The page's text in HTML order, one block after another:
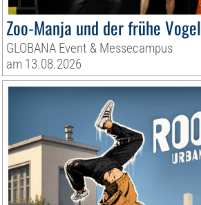
Zoo-Manja und der frühe Vogel
GLOBANA Event & Messecampus
am 13.08.2026